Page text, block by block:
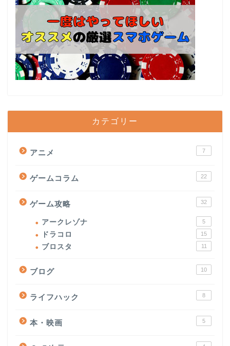
カテゴリー
アニメ 7
ゲームコラム 22
ゲーム攻略 32
アークレゾナ 5
ドラコロ 15
ブロスタ 11
ブログ 10
ライフハック 8
本・映画 5